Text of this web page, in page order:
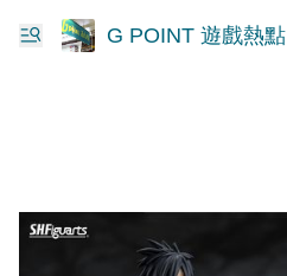
G POINT 遊戲熱點